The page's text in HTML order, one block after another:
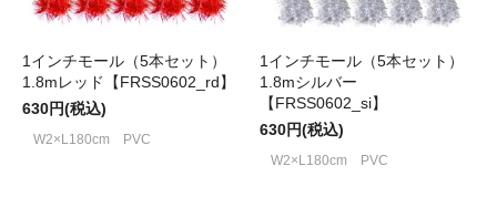
1インチモール（5本セット）
1.8mレッド【FRSS0602_rd】
630円(税込)
W2×L180cm PVC
1インチモール（5本セット）
1.8mシルバー
【FRSS0602_si】
630円(税込)
W2×L180cm PVC